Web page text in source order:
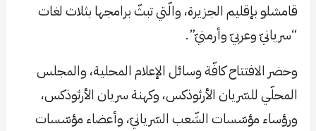
قامشلو بإقليم الجزيرة، والّتي تبثّ برامجها بثلاث لغات
“سريانيّ وعربيّ وأرمنيّ”.
وحضر الافتتاح كافّة وسائل الإعلام المحلية، والمجلس
المحلّي للسّريان الأرثوذكس، وكهنة سريان الأرثوذكس،
ورؤساء مؤسّسات الشّعب السّريانيّ، وأعضاء مؤسّسات